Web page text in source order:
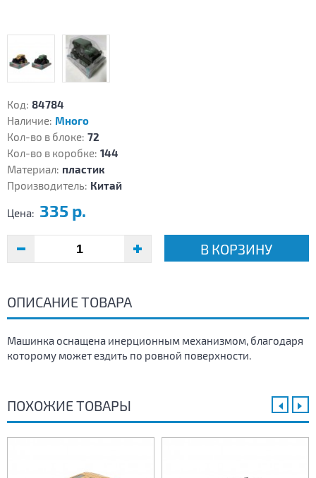
Код: 84784
Наличие: Много
Кол-во в блоке: 72
Кол-во в коробке: 144
Материал: пластик
Производитель: Китай
Цена: 335 р.
В КОРЗИНУ
ОПИСАНИЕ ТОВАРА
Машинка оснащена инерционным механизмом, благодаря
которому может ездить по ровной поверхности.
ПОХОЖИЕ ТОВАРЫ